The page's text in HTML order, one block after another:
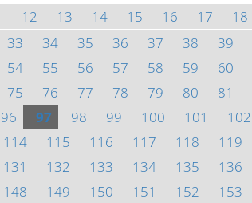
12 13 14 15 16 17 18
33 34 35 36 37 38 39
54 55 56 57 58 59 60
75 76 77 78 79 80 81
96 97 98 99 100 101 102
114 115 116 117 118 119
131 132 133 134 135 136
148 149 150 151 152 153